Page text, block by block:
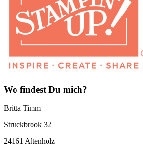
Wo findest Du mich?
Britta Timm
Struckbrook 32
24161 Altenholz